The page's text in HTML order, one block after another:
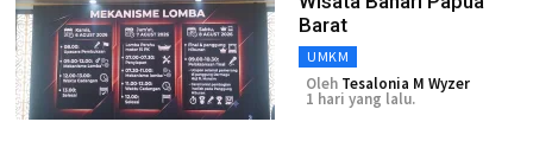
Barat
UMKM
Oleh Tesalonia M Wyzer
1 hari yang lalu.